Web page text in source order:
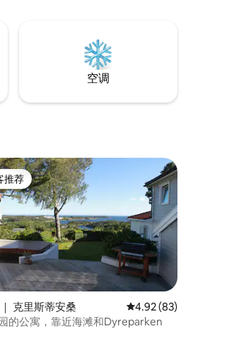
和Kvadraturen不远。
空调
推荐
推荐
克里斯蒂安桑 平均评分 4.92 分（满
4.92 (83)
的公寓，靠近海滩和Dyreparken